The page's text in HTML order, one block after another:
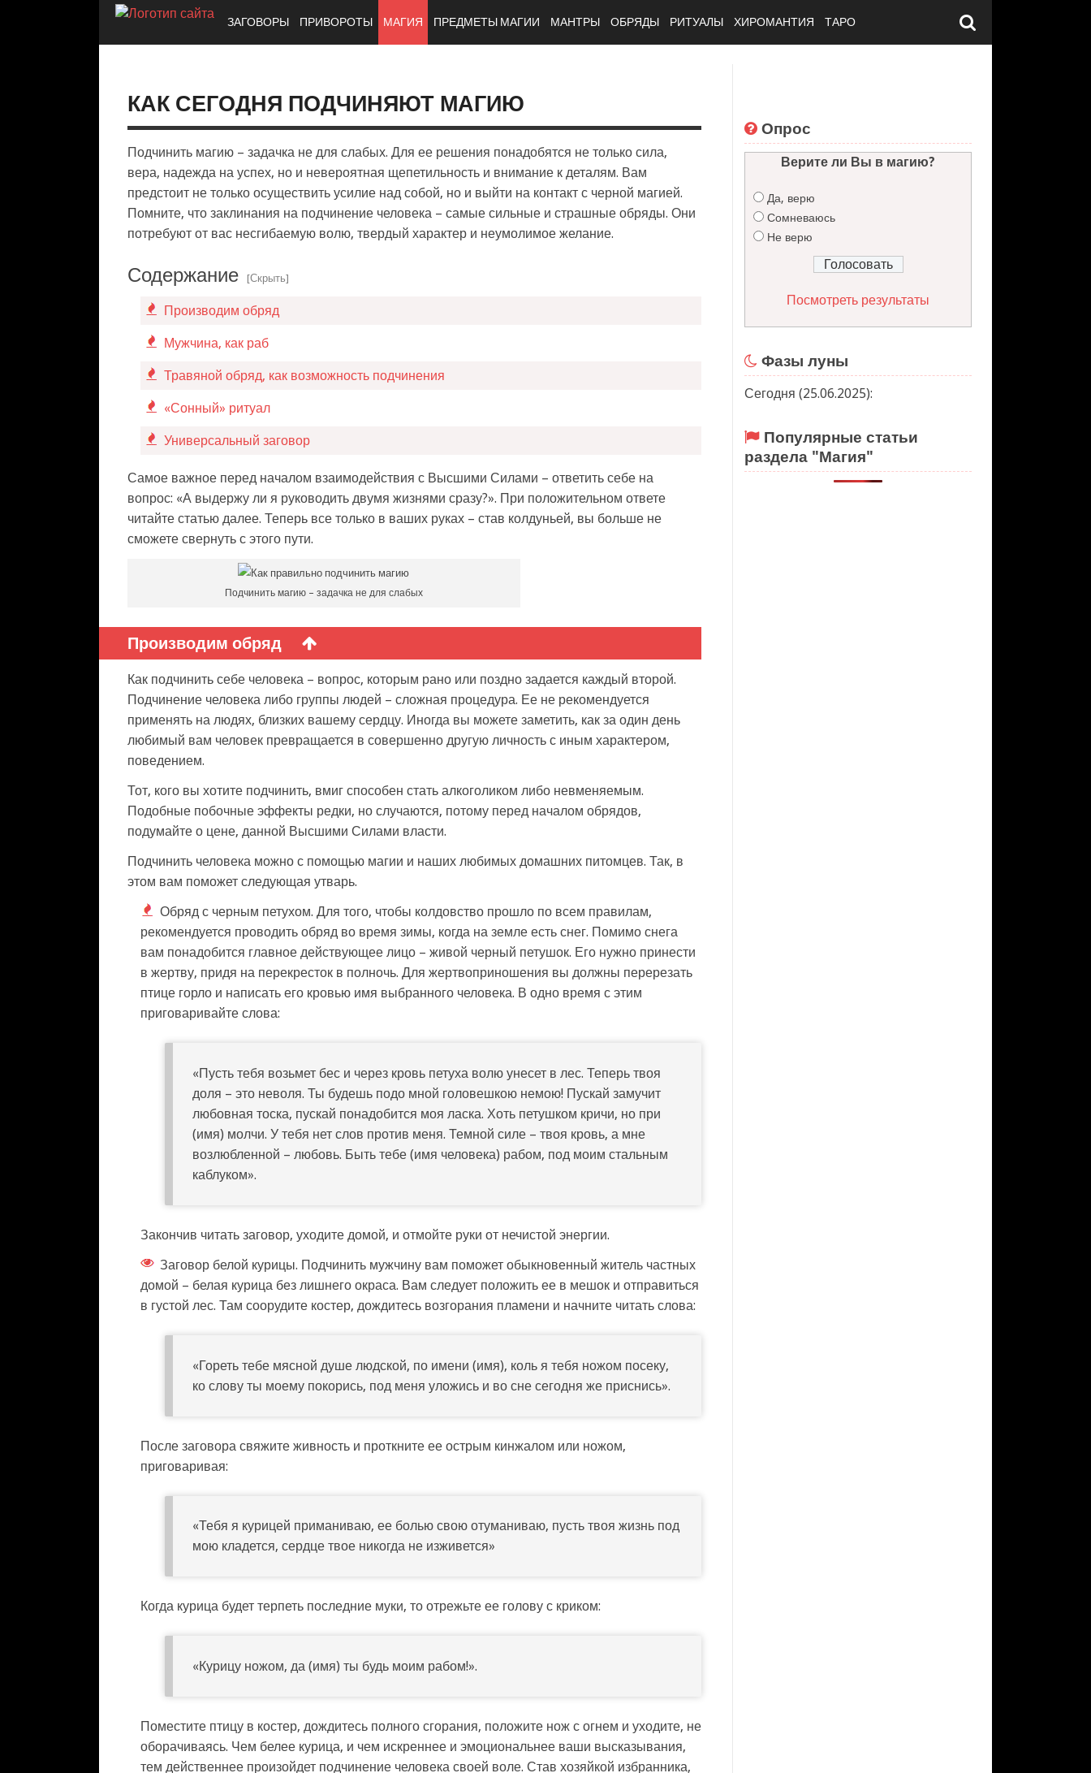
ЗАГОВОРЫ ПРИВОРОТЫ МАГИЯ ПРЕДМЕТЫ МАГИИ МАНТРЫ ОБРЯДЫ РИТУАЛЫ ХИРОМАНТИЯ ТАРО
КАК СЕГОДНЯ ПОДЧИНЯЮТ МАГИЮ
Подчинить магию – задачка не для слабых. Для ее решения понадобятся не только сила,
вера, надежда на успех, но и невероятная щепетильность и внимание к деталям. Вам
предстоит не только осуществить усилие над собой, но и выйти на контакт с черной магией.
Помните, что заклинания на подчинение человека – самые сильные и страшные обряды. Они
потребуют от вас несгибаемую волю, твердый характер и неумолимое желание.
Содержание [Скрыть]
Производим обряд
Мужчина, как раб
Травяной обряд, как возможность подчинения
«Сонный» ритуал
Универсальный заговор
Самое важное перед началом взаимодействия с Высшими Силами – ответить себе на
вопрос: «А выдержу ли я руководить двумя жизнями сразу?». При положительном ответе
читайте статью далее. Теперь все только в ваших руках – став колдуньей, вы больше не
сможете свернуть с этого пути.
Подчинить магию – задачка не для слабых
Производим обряд
Как подчинить себе человека – вопрос, которым рано или поздно задается каждый второй.
Подчинение человека либо группы людей – сложная процедура. Ее не рекомендуется
применять на людях, близких вашему сердцу. Иногда вы можете заметить, как за один день
любимый вам человек превращается в совершенно другую личность с иным характером,
поведением.
Тот, кого вы хотите подчинить, вмиг способен стать алкоголиком либо невменяемым.
Подобные побочные эффекты редки, но случаются, потому перед началом обрядов,
подумайте о цене, данной Высшими Силами власти.
Подчинить человека можно с помощью магии и наших любимых домашних питомцев. Так, в
этом вам поможет следующая утварь.
Обряд с черным петухом. Для того, чтобы колдовство прошло по всем правилам,
рекомендуется проводить обряд во время зимы, когда на земле есть снег. Помимо снега
вам понадобится главное действующее лицо – живой черный петушок. Его нужно принести
в жертву, придя на перекресток в полночь. Для жертвоприношения вы должны перерезать
птице горло и написать его кровью имя выбранного человека. В одно время с этим
приговаривайте слова:
«Пусть тебя возьмет бес и через кровь петуха волю унесет в лес. Теперь твоя
доля – это неволя. Ты будешь подо мной головешкою немою! Пускай замучит
любовная тоска, пускай понадобится моя ласка. Хоть петушком кричи, но при
(имя) молчи. У тебя нет слов против меня. Темной силе – твоя кровь, а мне
возлюбленной – любовь. Быть тебе (имя человека) рабом, под моим стальным
каблуком».
Закончив читать заговор, уходите домой, и отмойте руки от нечистой энергии.
Заговор белой курицы. Подчинить мужчину вам поможет обыкновенный житель частных
домой – белая курица без лишнего окраса. Вам следует положить ее в мешок и отправиться
в густой лес. Там соорудите костер, дождитесь возгорания пламени и начните читать слова:
«Гореть тебе мясной душе людской, по имени (имя), коль я тебя ножом посеку,
ко слову ты моему покорись, под меня уложись и во сне сегодня же приснись».
После заговора свяжите живность и проткните ее острым кинжалом или ножом,
приговаривая:
«Тебя я курицей приманиваю, ее болью свою отуманиваю, пусть твоя жизнь под
мою кладется, сердце твое никогда не изживется»
Когда курица будет терпеть последние муки, то отрежьте ее голову с криком:
«Курицу ножом, да (имя) ты будь моим рабом!».
Поместите птицу в костер, дождитесь полного сгорания, положите нож с огнем и уходите, не
оборачиваясь. Чем белее курица, и чем искреннее и эмоциональнее ваши высказывания,
тем действеннее произойдет подчинение человека своей воле. Став хозяйкой избранника,
Опрос
Верите ли Вы в магию?
Да, верю
Сомневаюсь
Не верю
Посмотреть результаты
Фазы луны
Сегодня (25.06.2025):
Популярные статьи
раздела "Магия"